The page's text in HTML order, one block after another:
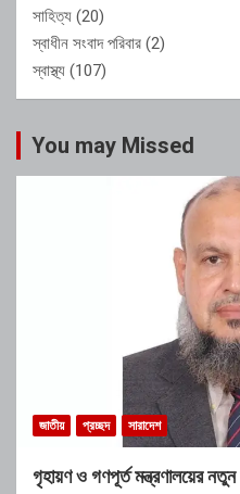
সাহিত্য (20)
স্বাধীন সংবাদ পরিবার (2)
স্বাস্থ্য (107)
You may Missed
জাতীয় প্রচ্ছদ সারাদেশ
গৃহায়ণ ও গণপূর্ত মন্ত্রণালয়ের